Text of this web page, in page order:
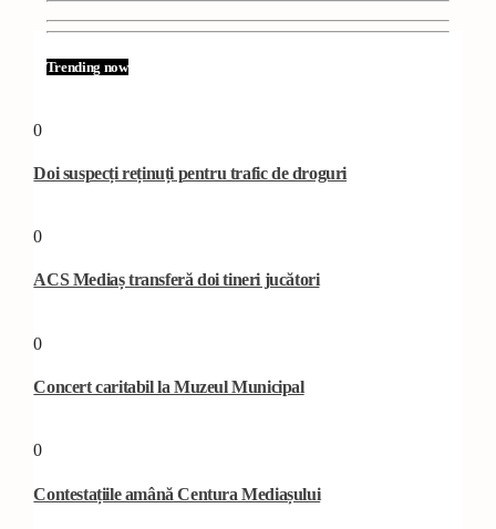
Trending now
0
Doi suspecți reținuți pentru trafic de droguri
0
ACS Mediaș transferă doi tineri jucători
0
Concert caritabil la Muzeul Municipal
0
Contestațiile amână Centura Mediașului